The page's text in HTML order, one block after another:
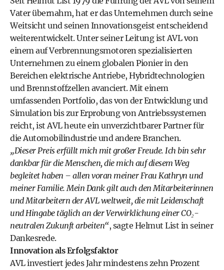
Vater übernahm, hat er das Unternehmen durch seine
Weitsicht und seinen Innovationsgeist entscheidend
weiterentwickelt. Unter seiner Leitung ist AVL von
einem auf Verbrennungsmotoren spezialisierten
Unternehmen zu einem globalen Pionier in den
Bereichen elektrische Antriebe, Hybridtechnologien
und Brennstoffzellen avanciert. Mit einem
umfassenden Portfolio, das von der Entwicklung und
Simulation bis zur Erprobung von Antriebssystemen
reicht, ist AVL heute ein unverzichtbarer Partner für
die Automobilindustrie und andere Branchen.
„Dieser Preis erfüllt mich mit großer Freude. Ich bin sehr
dankbar für die Menschen, die mich auf diesem Weg
begleitet haben – allen voran meiner Frau Kathryn und
meiner Familie. Mein Dank gilt auch den Mitarbeiterinnen
und Mitarbeitern der AVL weltweit, die mit Leidenschaft
und Hingabe täglich an der Verwirklichung einer CO₂-
neutralen Zukunft arbeiten“, sagte Helmut List in seiner
Dankesrede.
Innovation als Erfolgsfaktor
AVL investiert jedes Jahr mindestens zehn Prozent